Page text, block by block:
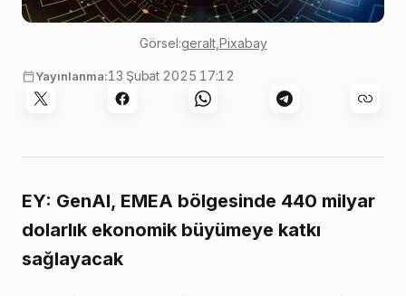
Görsel:geralt,Pixabay
Yayınlanma:13 Şubat 2025 17:12
EY: GenAI, EMEA bölgesinde 440 milyar
dolarlık ekonomik büyümeye katkı
sağlayacak